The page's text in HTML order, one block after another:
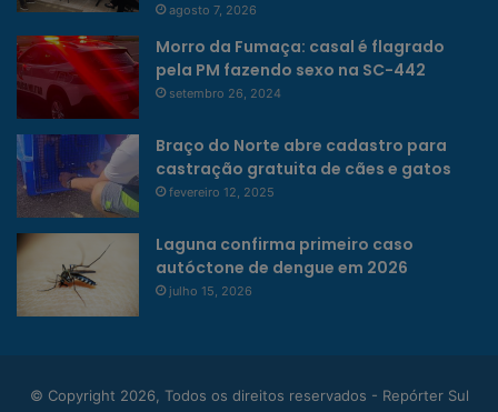
agosto 7, 2026
Morro da Fumaça: casal é flagrado
pela PM fazendo sexo na SC-442
setembro 26, 2024
Braço do Norte abre cadastro para
castração gratuita de cães e gatos
fevereiro 12, 2025
Laguna confirma primeiro caso
autóctone de dengue em 2026
julho 15, 2026
© Copyright 2026, Todos os direitos reservados - Repórter Sul